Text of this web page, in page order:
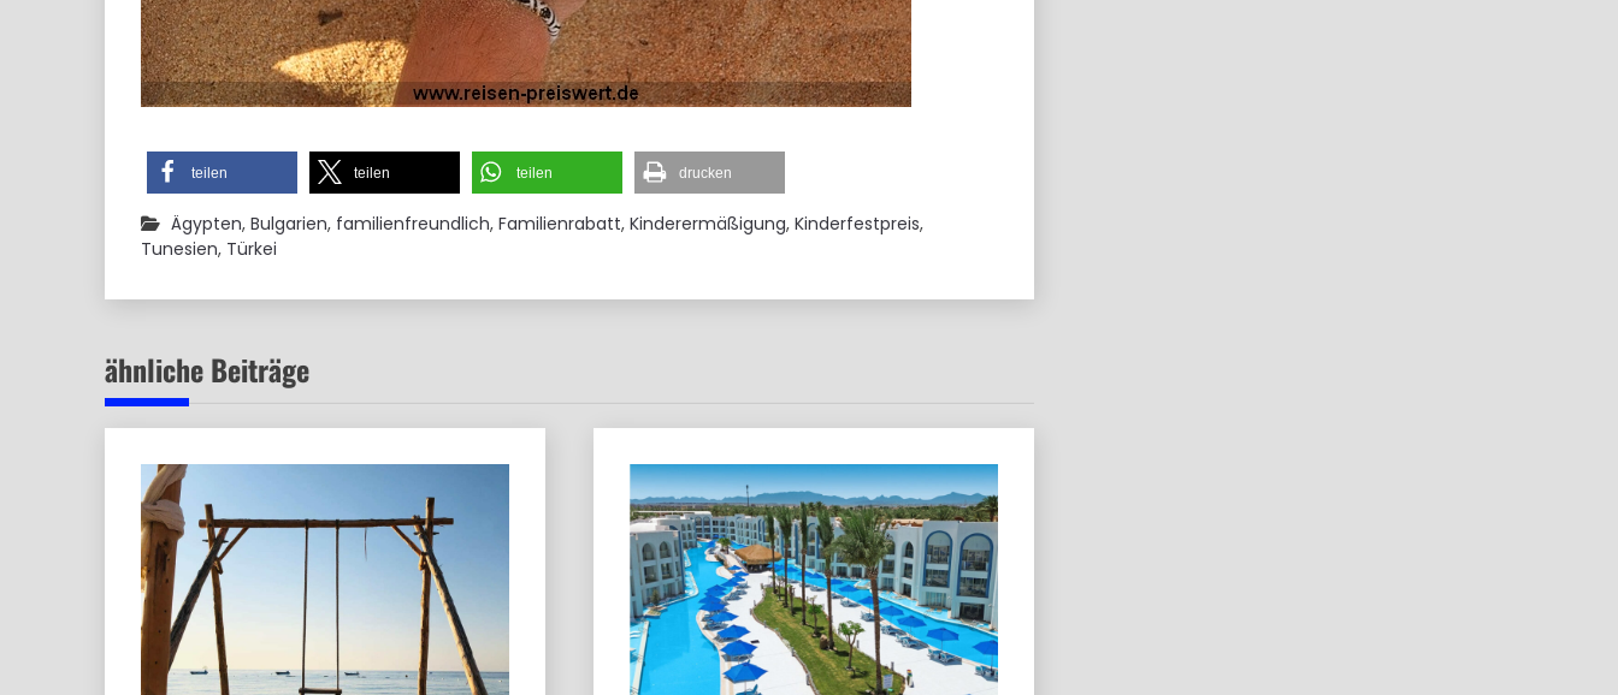
teilen teilen teilen drucken
Ägypten, Bulgarien, familienfreundlich, Familienrabatt, Kinderermäßigung, Kinderfestpreis,
Tunesien, Türkei
ähnliche Beiträge